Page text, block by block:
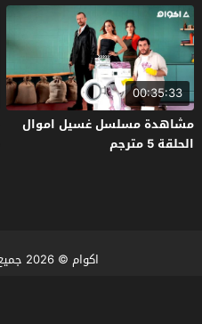
00:35:33
مشاهدة مسلسل غسيل اموال
الحلقة 5 مترجم
اكوام © 2026 جميع الحقوق محفوظة.